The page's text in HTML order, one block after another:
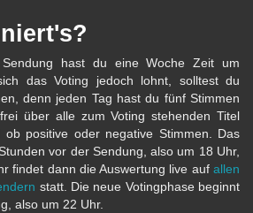
hast du eine Woche Zeit um
das Voting jedoch lohnt, solltest du
denn jeden Tag hast du fünf Stimmen
über alle zum Voting stehenden Titel
positive oder negative Stimmen. Das
vor der Sendung, also um 18 Uhr,
findet dann die Auswertung live auf allen
statt. Die neue Votingphase beginnt
also um 22 Uhr.